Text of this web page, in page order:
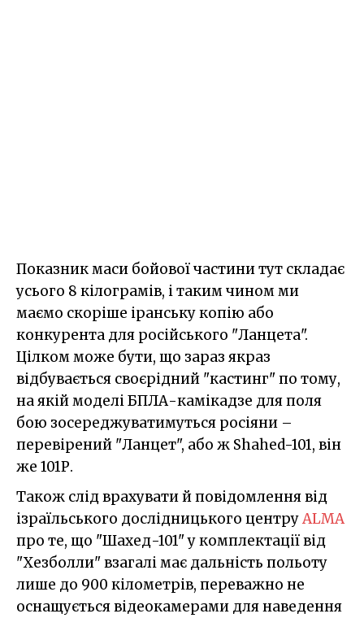
Показник маси бойової частини тут складає
усього 8 кілограмів, і таким чином ми
маємо скоріше іранську копію або
конкурента для російського "Ланцета".
Цілком може бути, що зараз якраз
відбувається своєрідний "кастинг" по тому,
на якій моделі БПЛА-камікадзе для поля
бою зосереджуватимуться росіяни –
перевірений "Ланцет", або ж Shahed-101, він
же 101Р.
Також слід врахувати й повідомлення від
ізраїльського дослідницького центруALMA
про те, що "Шахед-101" у комплектації від
"Хезболли" взагалі має дальність польоту
лише до 900 кілометрів, переважно не
оснащується відеокамерами для наведення